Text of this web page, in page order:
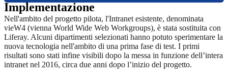
Implementazione
Nell'ambito del progetto pilota, l'Intranet esistente, denominata
vieW4 (vienna World Wide Web Workgroups), è stata sostituita con
Liferay. Alcuni dipartimenti selezionati hanno potuto sperimentare la
nuova tecnologia nell'ambito di una prima fase di test. I primi
risultati sono stati infine visibili dopo la messa in funzione dell’intera
intranet nel 2016, circa due anni dopo l’inizio del progetto.